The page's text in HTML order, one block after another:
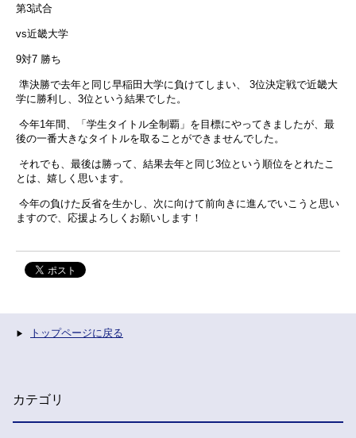
第3試合
vs近畿大学
9対7 勝ち
準決勝で去年と同じ早稲田大学に負けてしまい、 3位決定戦で近畿大
学に勝利し、3位という結果でした。
今年1年間、「学生タイトル全制覇」を目標にやってきましたが、最
後の一番大きなタイトルを取ることができませんでした。
それでも、最後は勝って、結果去年と同じ3位という順位をとれたこ
とは、嬉しく思います。
今年の負けた反省を生かし、次に向けて前向きに進んでいこうと思い
ますので、応援よろしくお願いします！
トップページに戻る
カテゴリ